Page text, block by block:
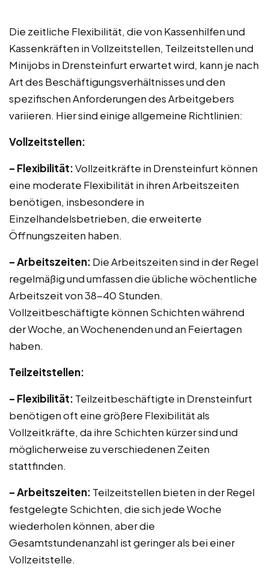
Die zeitliche Flexibilität, die von Kassenhilfen und
Kassenkräften in Vollzeitstellen, Teilzeitstellen und
Minijobs in Drensteinfurt erwartet wird, kann je nach
Art des Beschäftigungsverhältnisses und den
spezifischen Anforderungen des Arbeitgebers
variieren. Hier sind einige allgemeine Richtlinien:
Vollzeitstellen:
– Flexibilität:Vollzeitkräfte in Drensteinfurt können
eine moderate Flexibilität in ihren Arbeitszeiten
benötigen, insbesondere in
Einzelhandelsbetrieben, die erweiterte
Öffnungszeiten haben.
– Arbeitszeiten: Die Arbeitszeiten sind in der Regel
regelmäßig und umfassen die übliche wöchentliche
Arbeitszeit von 38-40 Stunden.
Vollzeitbeschäftigte können Schichten während
der Woche, an Wochenenden und an Feiertagen
haben.
Teilzeitstellen:
– Flexibilität: Teilzeitbeschäftigte in Drensteinfurt
benötigen oft eine größere Flexibilität als
Vollzeitkräfte, da ihre Schichten kürzer sind und
möglicherweise zu verschiedenen Zeiten
stattfinden.
– Arbeitszeiten: Teilzeitstellen bieten in der Regel
festgelegte Schichten, die sich jede Woche
wiederholen können, aber die
Gesamtstundenanzahl ist geringer als bei einer
Vollzeitstelle.